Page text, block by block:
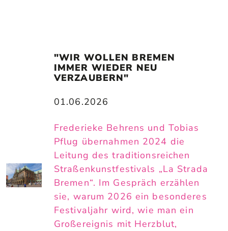
"WIR WOLLEN BREMEN
IMMER WIEDER NEU
VERZAUBERN"
01.06.2026
Frederieke Behrens und Tobias
Pflug übernahmen 2024 die
Leitung des traditionsreichen
Straßenkunstfestivals „La Strada
Bremen“. Im Gespräch erzählen
sie, warum 2026 ein besonderes
Festivaljahr wird, wie man ein
Großereignis mit Herzblut,